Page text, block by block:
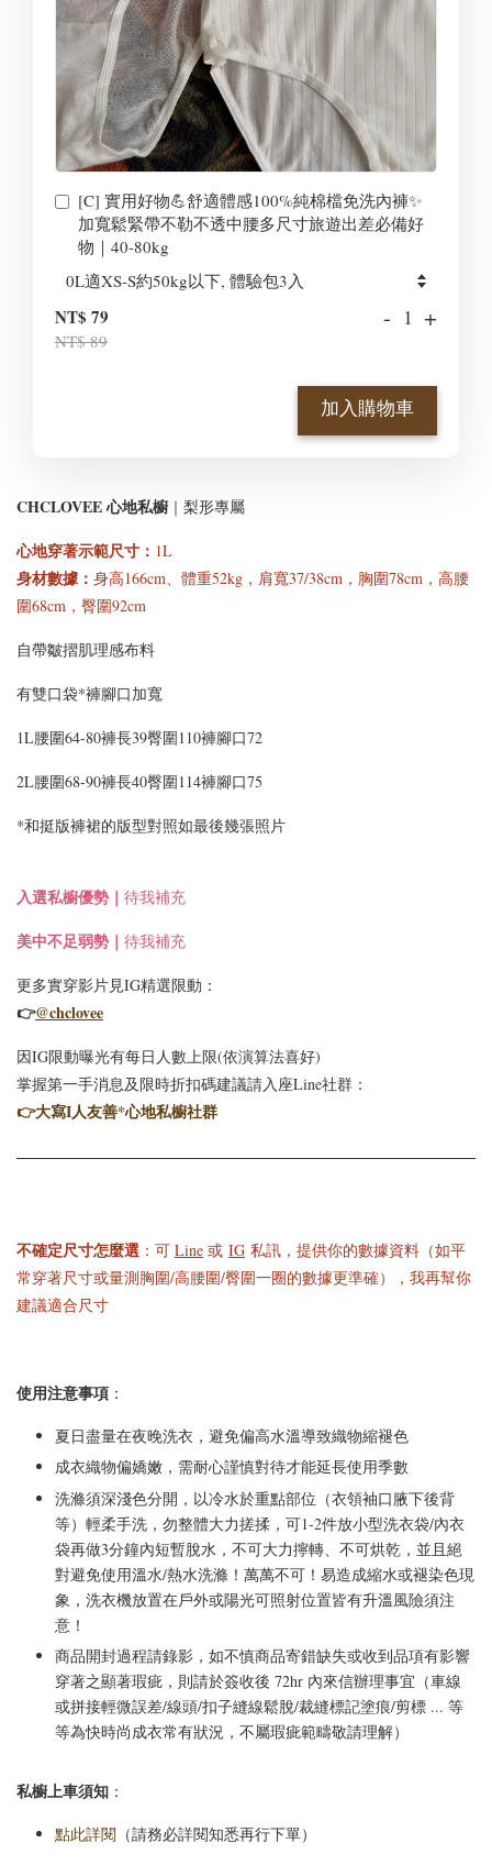
[C] 實用好物💪舒適體感100%純棉檔免洗內褲✨
加寬鬆緊帶不勒不透中腰多尺寸旅遊出差必備好
物｜40-80kg
NT$ 79
NT$ 89
- +
加入購物車
CHCLOVEE 心地私櫥 ｜梨形專屬
心地穿著示範尺寸 ： 1L
身材數據： 身高166cm、體重52kg，肩寬37/38cm，胸圍78cm，高腰
圍68cm，臀圍92cm
自帶皺摺肌理感布料
有雙口袋*褲腳口加寬
1L腰圍64-80褲長39臀圍110褲腳口72
2L腰圍68-90褲長40臀圍114褲腳口75
*和挺版褲裙的版型對照如最後幾張照片
入選私櫥優勢｜ 待我補充
美中不足弱勢｜ 待我補充
更多實穿影片見IG精選限動：
👉@chclovee
因IG限動曝光有每日人數上限(依演算法喜好)
掌握第一手消息及限時折扣碼建議請入座Line社群：
👉大寫I人友善*心地私櫥社群
不確定尺寸怎麼選 ：可 Line 或 IG 私訊，提供你的數據資料（如平
常穿著尺寸或量測胸圍/高腰圍/臀圍一圈的數據更準確），我再幫你
建議適合尺寸
使用注意事項 ：
夏日盡量在夜晚洗衣，避免偏高水溫導致織物縮褪色
成衣織物偏嬌嫩，需耐心謹慎對待才能延長使用季數
洗滌須深淺色分開，以冷水於重點部位（衣領袖口腋下後背
等）輕柔手洗，勿整體大力搓揉，可1-2件放小型洗衣袋/內衣
袋再做3分鐘內短暫脫水，不可大力擰轉、不可烘乾，並且絕
對避免使用溫水/熱水洗滌！萬萬不可！易造成縮水或褪染色現
象，洗衣機放置在戶外或陽光可照射位置皆有升溫風險須注
意！
商品開封過程請錄影，如不慎商品寄錯缺失或收到品項有影響
穿著之顯著瑕疵，則請於簽收後 72hr 內來信辦理事宜（車線
或拼接輕微誤差/線頭/扣子縫線鬆脫/裁縫標記塗痕/剪標 ... 等
等為快時尚成衣常有狀況，不屬瑕疵範疇敬請理解）
私櫥上車須知 ：
點此詳閱 （請務必詳閱知悉再行下單）